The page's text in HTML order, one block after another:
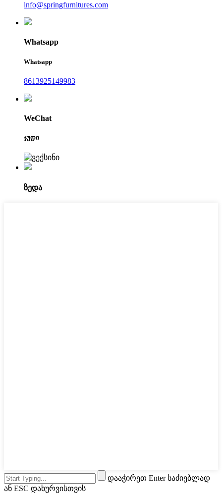
info@springfurnitures.com
Whatsapp
Whatsapp
8613925149983
WeChat
ჯუდი
ზედა
დააჭირეთ Enter საძიებლად
ან ESC დახურვისთვის